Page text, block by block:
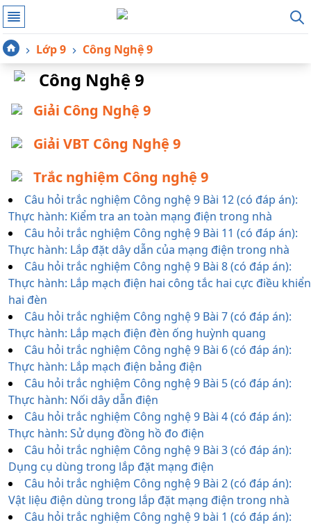
Lớp 9 Công Nghệ 9
Công Nghệ 9
Giải Công Nghệ 9
Giải VBT Công Nghệ 9
Trắc nghiệm Công nghệ 9
Câu hỏi trắc nghiệm Công nghệ 9 Bài 12 (có đáp án):
Thực hành: Kiểm tra an toàn mạng điện trong nhà
Câu hỏi trắc nghiệm Công nghệ 9 Bài 11 (có đáp án):
Thực hành: Lắp đặt dây dẫn của mạng điện trong nhà
Câu hỏi trắc nghiệm Công nghệ 9 Bài 8 (có đáp án):
Thực hành: Lắp mạch điện hai công tắc hai cực điều khiển
hai đèn
Câu hỏi trắc nghiệm Công nghệ 9 Bài 7 (có đáp án):
Thực hành: Lắp mạch điện đèn ống huỳnh quang
Câu hỏi trắc nghiệm Công nghệ 9 Bài 6 (có đáp án):
Thực hành: Lắp mạch điện bảng điện
Câu hỏi trắc nghiệm Công nghệ 9 Bài 5 (có đáp án):
Thực hành: Nối dây dẫn điện
Câu hỏi trắc nghiệm Công nghệ 9 Bài 4 (có đáp án):
Thực hành: Sử dụng đồng hồ đo điện
Câu hỏi trắc nghiệm Công nghệ 9 Bài 3 (có đáp án):
Dụng cụ dùng trong lắp đặt mạng điện
Câu hỏi trắc nghiệm Công nghệ 9 Bài 2 (có đáp án):
Vật liệu điện dùng trong lắp đặt mạng điện trong nhà
Câu hỏi trắc nghiệm Công nghệ 9 bài 1 (có đáp án):